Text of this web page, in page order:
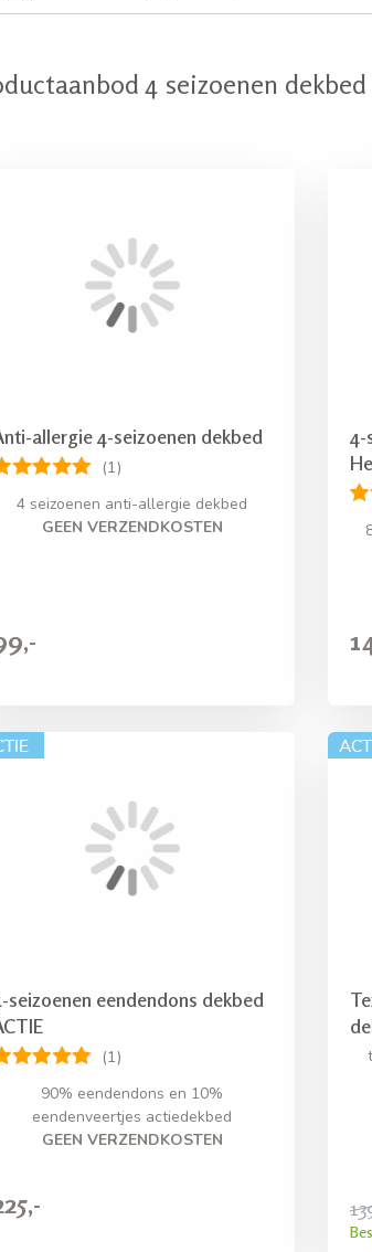
4 seizoenen dekbed
allergie 4-seizoenen dekbed
(1)
4 seizoenen anti-allergie dekbed
GEEN VERZENDKOSTEN
4-
seizoenen eendendons dekbed
(1)
90% eendendons en 10%
eendenveertjes actiedekbed
GEEN VERZENDKOSTEN